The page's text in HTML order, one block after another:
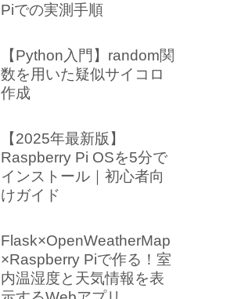
Piでの実測手順
【Python入門】random関
数を用いた疑似サイコロ
作成
【2025年最新版】
Raspberry Pi OSを5分で
インストール｜初心者向
けガイド
Flask×OpenWeatherMap
×Raspberry Piで作る！室
内温湿度と天気情報を表